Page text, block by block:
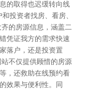
的取得也迟缓转向线
投资者找房、看房、
的房源信息，涵盖二
凭证我方的需求快速
落户，还是投资置
不仅提供顾惜的房源
，还救助在线预约看
效果与便利性。同